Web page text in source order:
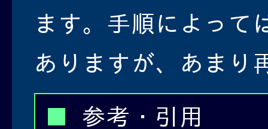
ます。手順によって
ありますが、あまり
参考・引用